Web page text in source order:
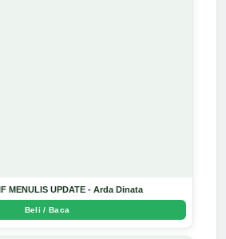
MENULIS UPDATE - Arda Dinata
Beli / Baca